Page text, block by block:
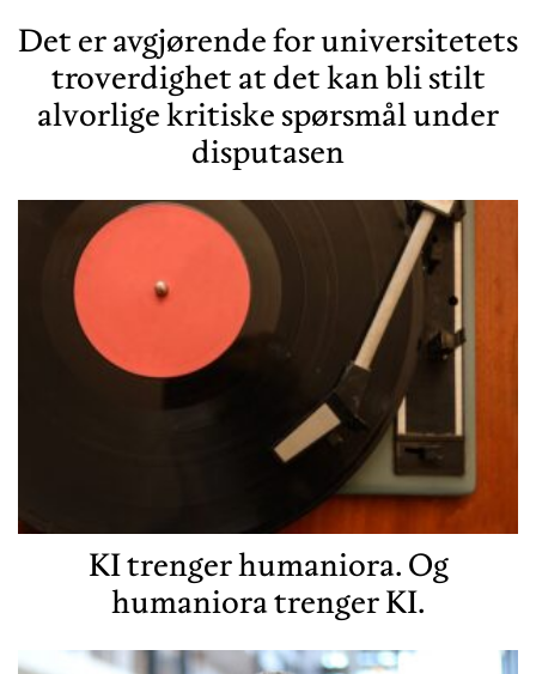
Det er avgjørende for universitetets
troverdighet at det kan bli stilt
alvorlige kritiske spørsmål under
disputasen
KI trenger humaniora. Og
humaniora trenger KI.